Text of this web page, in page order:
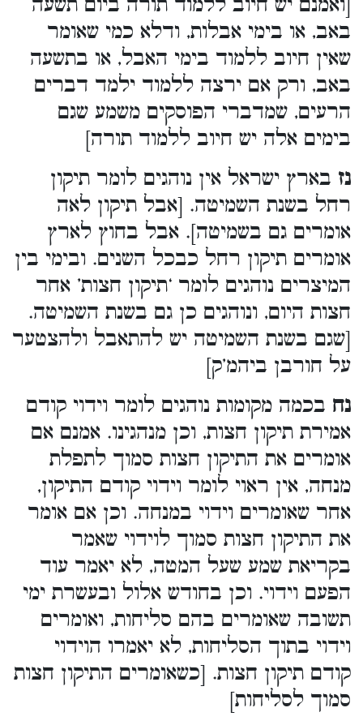
באב, או בימי אבלות, ודלא כמי שאומר
שאין חיוב ללמוד בימי האבל, או בתשעה
באב, ורק אם ירצה ללמוד ילמד דברים
הרעים, שמדברי הפוסקים משמע שגם
בימים אלה יש חיוב ללמוד תורה]
נז בארץ ישראל אין נוהגים לומר תיקון
רחל בשנת השמיטה. [אבל תיקון לאה
אומרים גם בשמיטה]. אבל בחוץ לארץ
אומרים תיקון רחל כבכל השנים. ובימי בין
המיצרים נוהגים לומר ‘תיקון חצות’ אחר
חצות היום, ונוהגים כן גם בשנת השמיטה.
[שגם בשנת השמיטה יש להתאבל ולהצטער
על חורבן ביהמ’ק]
נח בכמה מקומות נוהגים לומר וידוי קודם
אמירת תיקון חצות, וכן מנהגינו. אמנם אם
אומרים את התיקון חצות סמוך לתפלת
מנחה, אין ראוי לומר וידוי קודם התיקון,
אחר שאומרים וידוי במנחה. וכן אם אומר
את התיקון חצות סמוך לוידוי שאמר
בקריאת שמע שעל המטה, לא יאמר עוד
הפעם וידוי. וכן בחודש אלול ובעשרת ימי
תשובה שאומרים בהם סליחות, ואומרים
וידוי בתוך הסליחות, לא יאמרו הוידוי
קודם תיקון חצות. [כשאומרים התיקון חצות
סמוך לסליחות]